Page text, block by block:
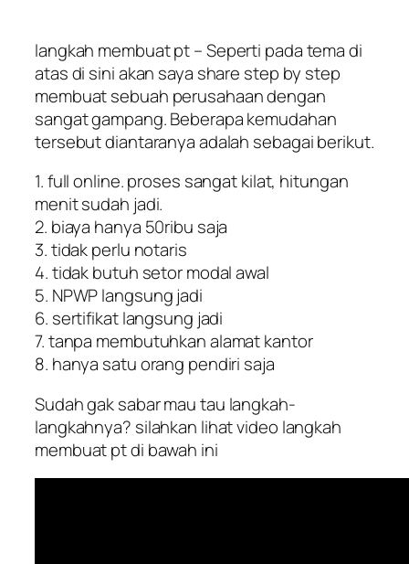
langkah membuat pt – Seperti pada tema di
atas di sini akan saya share step by step
membuat sebuah perusahaan dengan
sangat gampang. Beberapa kemudahan
tersebut diantaranya adalah sebagai berikut.
1. full online. proses sangat kilat, hitungan
menit sudah jadi.
2. biaya hanya 50ribu saja
3. tidak perlu notaris
4. tidak butuh setor modal awal
5. NPWP langsung jadi
6. sertifikat langsung jadi
7. tanpa membutuhkan alamat kantor
8. hanya satu orang pendiri saja
Sudah gak sabar mau tau langkah-
langkahnya? silahkan lihat video langkah
membuat pt di bawah ini